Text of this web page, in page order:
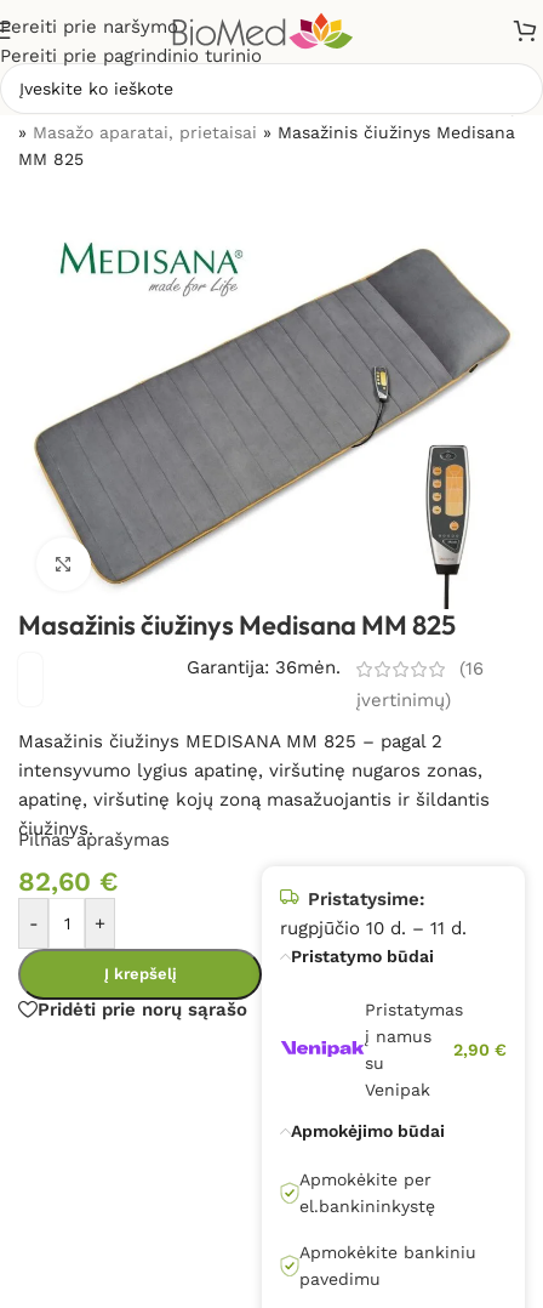
Pereiti prie naršymo
Pereiti prie pagrindinio turinio
» Masažo aparatai, prietaisai » Masažinis čiužinys Medisana
MM 825
Spustelėkite, kad padidintumėte
Masažinis čiužinys Medisana MM 825
Garantija: 36mėn. (16
įvertinimų)
Masažinis čiužinys MEDISANA MM 825 – pagal 2
intensyvumo lygius apatinę, viršutinę nugaros zonas,
apatinę, viršutinę kojų zoną masažuojantis ir šildantis
čiužinys.
Pilnas aprašymas
82,60 €
- +
Į krepšelį
Pridėti prie norų sąrašo
Pristatysime:
rugpjūčio 10 d. – 11 d.
Pristatymo būdai
Pristatymas
į namus
su
Venipak
2,90 €
Apmokėjimo būdai
Apmokėkite per
el.bankininkystę
Apmokėkite bankiniu
pavedimu